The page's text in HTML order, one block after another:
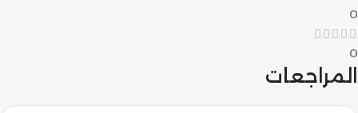
0
0
المراجعات